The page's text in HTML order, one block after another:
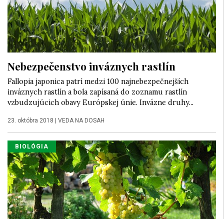
Nebezpečenstvo inváznych rastlín
Fallopia japonica patrí medzi 100 najnebezpečnejších
inváznych rastlín a bola zapísaná do zoznamu rastlín
vzbudzujúcich obavy Európskej únie. Invázne druhy...
23. októbra 2018 VEDA NA DOSAH
BIOLÓGIA